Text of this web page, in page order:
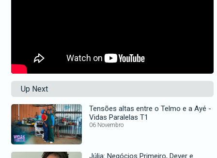
Up Next
Tensões altas entre o Telmo e a Ayé -
Vidas Paralelas T1
06 Novembro
Júlia: Negócios Primeiro, Dever e